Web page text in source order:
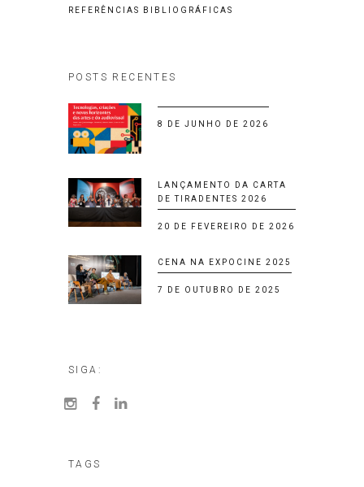
REFERÊNCIAS BIBLIOGRÁFICAS
POSTS RECENTES
8 DE JUNHO DE 2026
LANÇAMENTO DA CARTA
DE TIRADENTES 2026
20 DE FEVEREIRO DE 2026
CENA NA EXPOCINE 2025
7 DE OUTUBRO DE 2025
SIGA:
TAGS